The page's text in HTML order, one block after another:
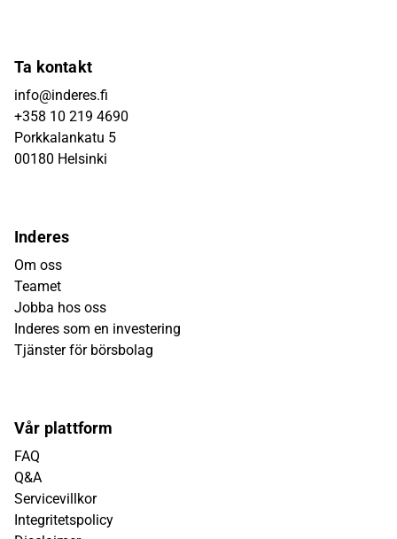
Ta kontakt
info@inderes.fi
+358 10 219 4690
Porkkalankatu 5
00180 Helsinki
Inderes
Om oss
Teamet
Jobba hos oss
Inderes som en investering
Tjänster för börsbolag
Vår plattform
FAQ
Q&A
Servicevillkor
Integritetspolicy